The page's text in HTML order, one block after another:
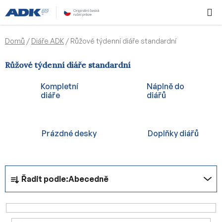
na
obsah
KOŠÍK
Domů / Diáře ADK / Růžové týdenní diáře standardní
Růžové týdenní diáře standardní
Kompletní
diáře
Náplně do
diářů
Prázdné desky Doplňky diářů
Ř
z
e
Řadit podle:Abecedně